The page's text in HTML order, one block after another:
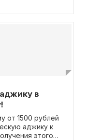
в
от 1500 рублей
аджику к
этого